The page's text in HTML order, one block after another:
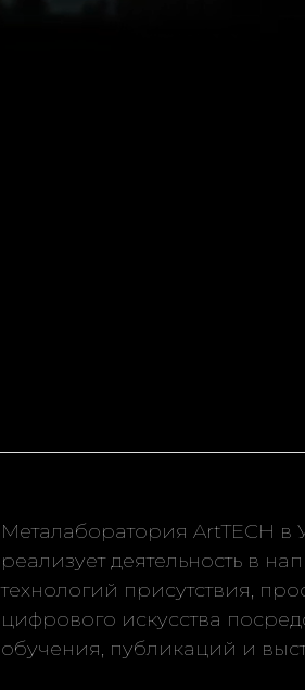
Металаборатория ArtTECH
реализует деятельность в
технологий присутствия,
цифрового искусства
обучения, публикаций и